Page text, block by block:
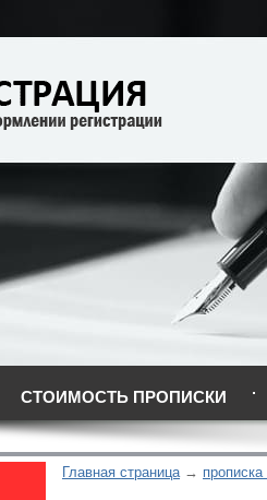
СТОИМОСТЬ ПРОПИСКИ
Главная страница